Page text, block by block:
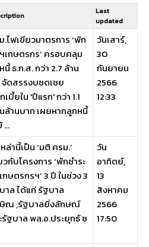
Last
updated
.ไฟเขียวมาตรการ ‘พัก
เกษตรกร’ ครอบคลุม
นี้ ธ.ก.ส. กว่า 2.7 ล้าน
ดสรรงบชดเชย
เบี้ยใน 'ปีแรก' กว่า 1.1
ล้านบาท เผยหากลูกหนี้
...
วันเสาร์,
30
กันยายน
2566
12:33
ล่านี้เป็น ‘มติ ครม.’
วกับโครงการ ‘พักชำระ
กษตรกรฯ’ 3 ปี ในช่วง 3
าล ได้แก่ รัฐบาล
ณ ,รัฐบาลยิ่งลักษณ์
รัฐบาล พล.อ.ประยุทธ์ ซ
วัน
อาทิตย์,
13
สิงหาคม
2566
17:50